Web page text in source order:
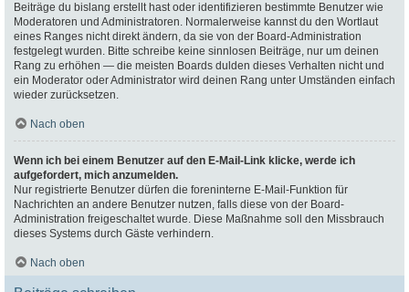
Beiträge du bislang erstellt hast oder identifizieren bestimmte Benutzer wie
Moderatoren und Administratoren. Normalerweise kannst du den Wortlaut
eines Ranges nicht direkt ändern, da sie von der Board-Administration
festgelegt wurden. Bitte schreibe keine sinnlosen Beiträge, nur um deinen
Rang zu erhöhen — die meisten Boards dulden dieses Verhalten nicht und
ein Moderator oder Administrator wird deinen Rang unter Umständen einfach
wieder zurücksetzen.
Nach oben
Wenn ich bei einem Benutzer auf den E-Mail-Link klicke, werde ich
aufgefordert, mich anzumelden.
Nur registrierte Benutzer dürfen die foreninterne E-Mail-Funktion für
Nachrichten an andere Benutzer nutzen, falls diese von der Board-
Administration freigeschaltet wurde. Diese Maßnahme soll den Missbrauch
dieses Systems durch Gäste verhindern.
Nach oben